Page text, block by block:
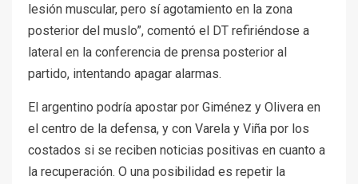
lesión muscular, pero sí agotamiento en la zona
posterior del muslo”, comentó el DT refiriéndose a
lateral en la conferencia de prensa posterior al
partido, intentando apagar alarmas.
El argentino podría apostar por Giménez y Olivera en
el centro de la defensa, y con Varela y Viña por los
costados si se reciben noticias positivas en cuanto a
la recuperación. O una posibilidad es repetir la